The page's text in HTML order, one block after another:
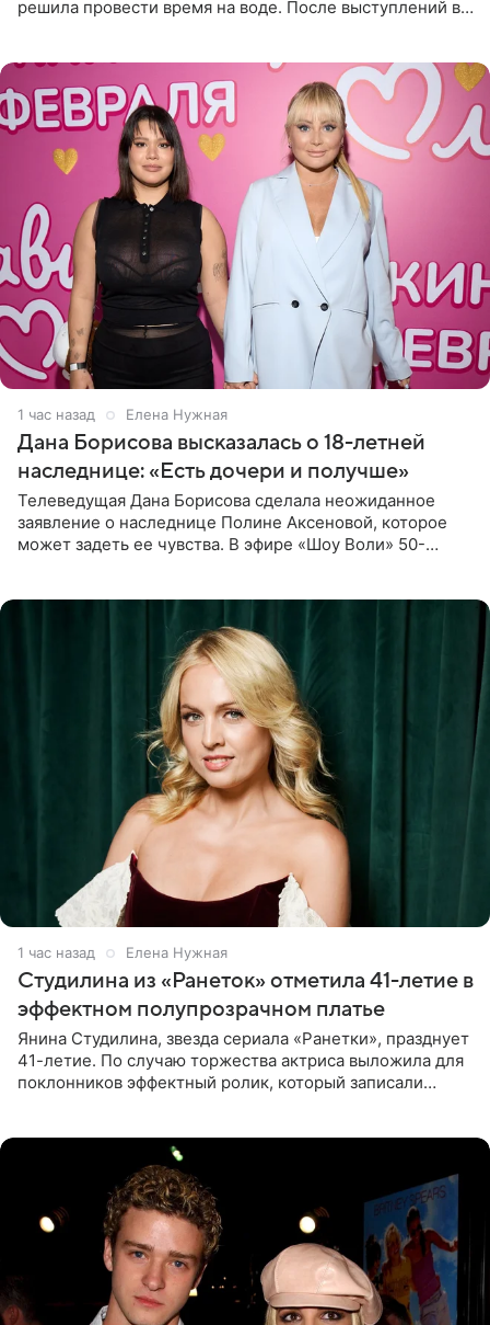
решила провести время на воде. После выступлений в
1 час назад Елена Нужная
Дана Борисова высказалась о 18-летней
наследнице: «Есть дочери и получше»
Телеведущая Дана Борисова сделала неожиданное
заявление о наследнице Полине Аксеновой, которое
может задеть ее чувства. В эфире «Шоу Воли» 50-
1 час назад Елена Нужная
Студилина из «Ранеток» отметила 41-летие в
эффектном полупрозрачном платье
Янина Студилина, звезда сериала «Ранетки», празднует
41-летие. По случаю торжества актриса выложила для
поклонников эффектный ролик, который записали